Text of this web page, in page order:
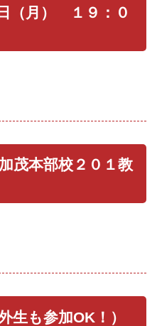
（月） １９：０
茂本部校２０１教
生も参加OK！）